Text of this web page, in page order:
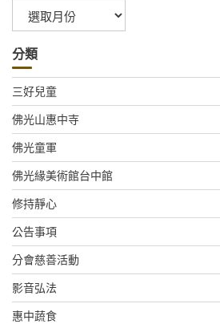
整
分類
三好兒童
佛光山惠中寺
佛光童軍
佛光緣美術館台中館
修持靜心
公告事項
分會慈善活動
影音弘法
惠中蔬食